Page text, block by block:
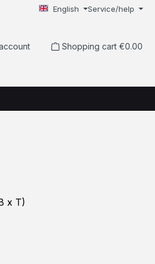
English Service/help
items Shopping cart €0.00
x T)